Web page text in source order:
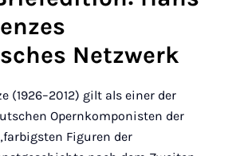
Netzwerk
(1926–2012) gilt als einer der
Opernkomponisten der
Figuren der